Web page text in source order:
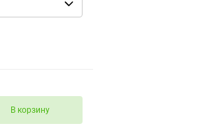
В корзину